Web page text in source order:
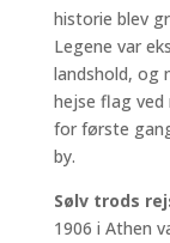
historie blev
Legene var
landshold, og
hejse flag
for første
by.
Sølv trods
1906 i Athen